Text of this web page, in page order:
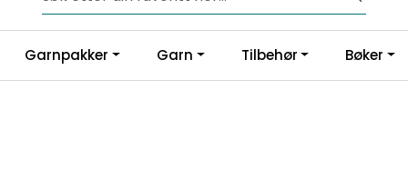
Fri frakt fra kr 1200,-
Garnpakker Garn Tilbehør Bøker